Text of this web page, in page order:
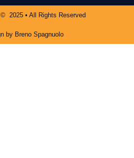
© 2025 • All Rights Reserved
by Breno Spagnuolo